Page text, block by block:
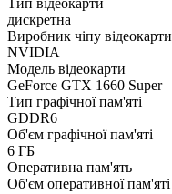
Тип відеокарти
дискретна
Виробник чіпу відеокарти
NVIDIA
Модель відеокарти
GeForce GTX 1660 Super
Тип графічної пам'яті
GDDR6
Об'єм графічної пам'яті
6 ГБ
Оперативна пам'ять
Об'єм оперативної пам'яті